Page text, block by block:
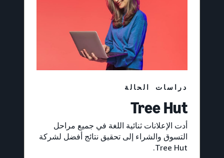
دراسات الحالة
Tree Hut
أدت الإعلانات ثنائية اللغة في جميع مراحل
التسوق والشراء إلى تحقيق نتائج أفضل لشركة
Tree Hut.